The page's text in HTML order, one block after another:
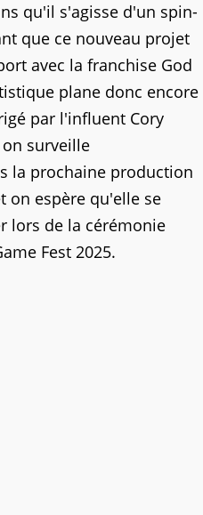
qu'il s'agisse d'un spin-
que ce nouveau projet
avec la franchise God
plane donc encore
par l'influent Cory
surveille
la prochaine production
on espère qu'elle se
lors de la cérémonie
Fest 2025.